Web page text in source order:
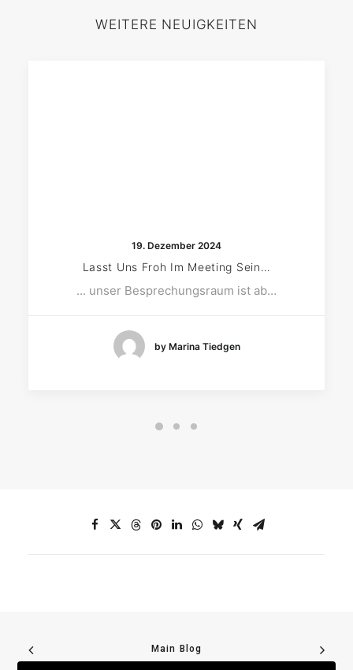
WEITERE NEUIGKEITEN
19. Dezember 2024
Lasst Uns Froh Im Meeting Sein…
... unser Besprechungsraum ist ab…
by Marina Tiedgen
Main Blog